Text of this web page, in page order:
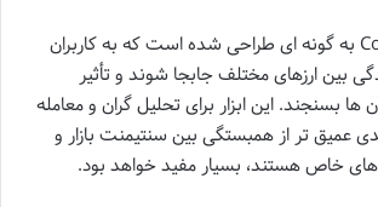
رابط کاربری CoinStats به گونه ای طراحی شده است که به کاربران
بین ارزهای مختلف جابجا شوند و تأثیر
ها بسنجند. این ابزار برای تحلیل گران و معامله
عمیق تر از همبستگی بین سنتیمنت بازار و
های خاص هستند، بسیار مفید خواهد بود.